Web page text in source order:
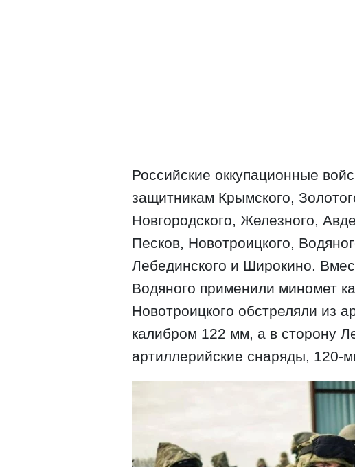
Российские оккупационные
защитникам Крымского,
Новгородского, Железного,
Песков, Новотроицкого,
Лебединского и Широкино.
Водяного применили миномет
Новотроицкого обстреляли из
калибром 122 мм, а в сторону
артиллерийские снаряды, 120-